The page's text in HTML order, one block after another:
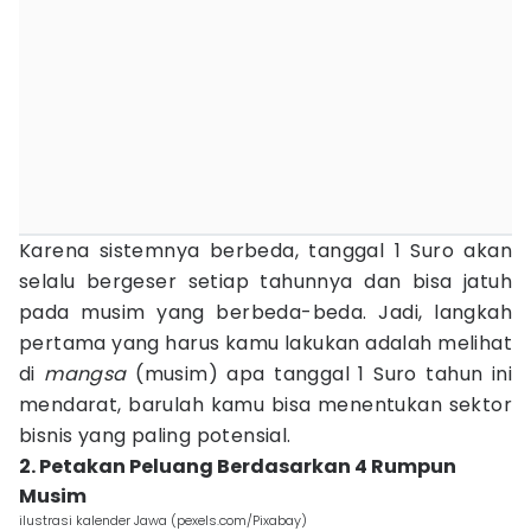
Karena sistemnya berbeda, tanggal 1 Suro akan
selalu bergeser setiap tahunnya dan bisa jatuh
pada musim yang berbeda-beda. Jadi, langkah
pertama yang harus kamu lakukan adalah melihat
di mangsa(musim) apa tanggal 1 Suro tahun ini
mendarat, barulah kamu bisa menentukan sektor
bisnis yang paling potensial.
2. Petakan Peluang Berdasarkan 4 Rumpun
Musim
ilustrasi kalender Jawa (pexels.com/Pixabay)